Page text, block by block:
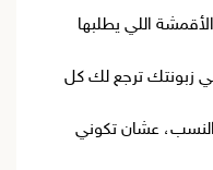
اللي يطلبها
زبونتك ترجع لك كل
عشان تكوني